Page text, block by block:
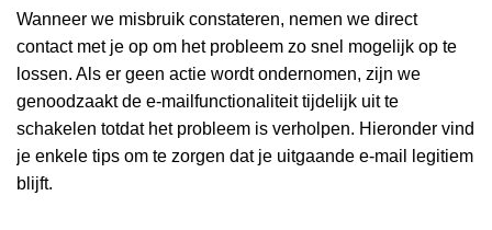
Wanneer we misbruik constateren, nemen we direct
contact met je op om het probleem zo snel mogelijk op te
lossen. Als er geen actie wordt ondernomen, zijn we
genoodzaakt de e-mailfunctionaliteit tijdelijk uit te
schakelen totdat het probleem is verholpen. Hieronder vind
je enkele tips om te zorgen dat je uitgaande e-mail legitiem
blijft.